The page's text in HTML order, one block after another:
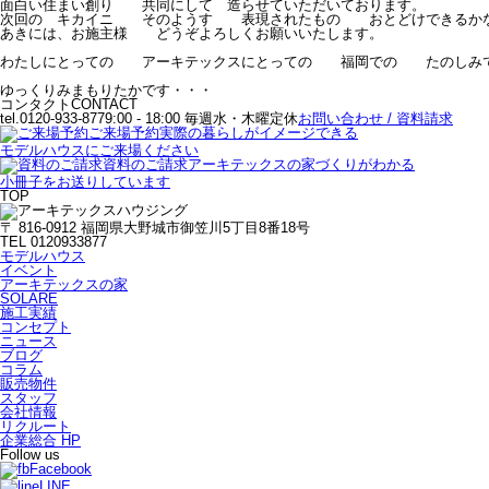
面白い住まい創り 共同にして 造らせていただいております。
次回の キカイニ そのようす 表現されたもの おとどけできるかな
あきには、お施主様 どうぞよろしくお願いいたします。
わたしにとっての アーキテックスにとっての 福岡での たのしみで
ゆっくりみまもりたかです・・・
コンタクト CONTACT
tel.0120-933-8779:00 - 18:00 毎週水・木曜定休お問い合わせ / 資料請求
ご来場予約実際の暮らしがイメージできる
モデルハウスにご来場ください
資料のご請求アーキテックスの家づくりがわかる
小冊子をお送りしています
TOP
〒 816-0912 福岡県大野城市御笠川5丁目8番18号
TEL 0120933877
モデルハウス
イベント
アーキテックスの家
SOLARE
施工実績
コンセプト
ニュース
ブログ
コラム
販売物件
スタッフ
会社情報
リクルート
企業総合 HP
Follow us
Facebook